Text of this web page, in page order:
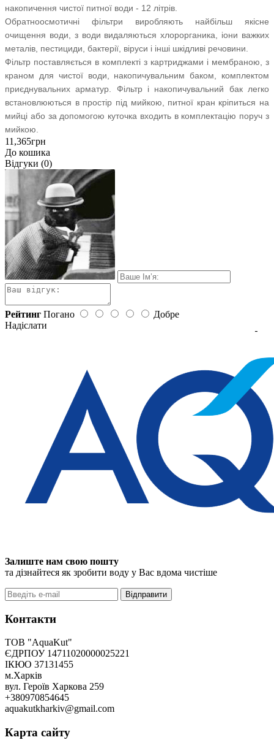
накопичення чистої питної води - 12 літрів.
Обратноосмотичні фільтри виробляють найбільш якісне
очищення води, з води видаляються хлорорганика, іони важких
металів, пестициди, бактерії, віруси і інші шкідливі речовини.
Фільтр поставляється в комплекті з картриджами і мембраною, з
краном для чистої води, накопичувальним баком, комплектом
приєднувальних арматур. Фільтр і накопичувальний бак легко
встановлюються в простір під мийкою, питної кран кріпиться на
мийці або за допомогою куточка входить в комплектацію поруч з
мийкою.
11,365грн
До кошика
Відгуки (0)
Рейтинг Погано
Добре
Надіслати
Залиште нам свою пошту
та дізнайтеся як зробити воду у Вас вдома чистіше
Відправити
Контакти
ТОВ "AquaKut"
ЄДРПОУ 14711020000025221
ІКЮО 37131455
м.Харків
вул. Героїв Харкова 259
+380970854645
aquakutkharkiv@gmail.com
Карта сайту